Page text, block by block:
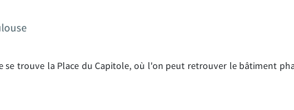
se trouve la Place du Capitole, où l'on peut retrouver le bâtiment